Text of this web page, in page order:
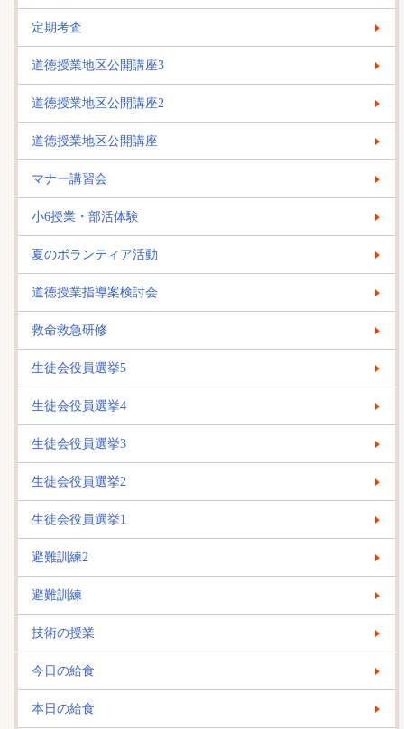
定期考査
道徳授業地区公開講座3
道徳授業地区公開講座2
道徳授業地区公開講座
マナー講習会
小6授業・部活体験
夏のボランティア活動
道徳授業指導案検討会
救命救急研修
生徒会役員選挙5
生徒会役員選挙4
生徒会役員選挙3
生徒会役員選挙2
生徒会役員選挙1
避難訓練2
避難訓練
技術の授業
今日の給食
本日の給食